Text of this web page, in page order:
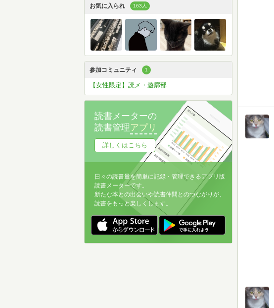
お気に入られ 163人
参加コミュニティ 1
【女性限定】読メ・遊廓部
読書メーターの
読書管理アプリ
詳しくはこちら
日々の読書量を簡単に記録・管理できるアプリ版
読書メーターです。
新たな本との出会いや読書仲間とのつながりが、
読書をもっと楽しくします。